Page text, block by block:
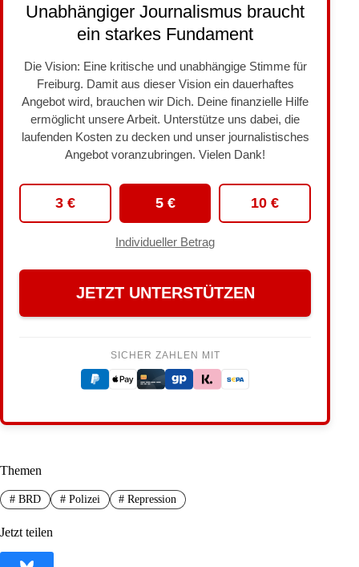
Unabhängiger Journalismus braucht
ein starkes Fundament
Die Vision: Eine kritische und unabhängige Stimme für
Freiburg. Damit aus dieser Vision ein dauerhaftes
Angebot wird, brauchen wir Dich. Deine finanzielle Hilfe
ermöglicht unsere Arbeit. Unterstütze uns dabei, die
laufenden Kosten zu decken und unser journalistisches
Angebot voranzubringen. Vielen Dank!
3 € 5 € 10 €
Individueller Betrag
JETZT UNTERSTÜTZEN
SICHER ZAHLEN MIT
Themen
#BRD #Polizei # Repression
Jetzt teilen